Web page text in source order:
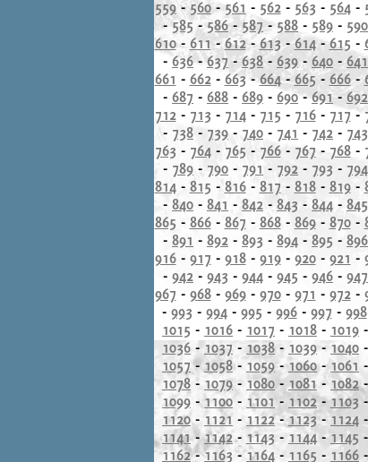
559- 560-561 - 562- 563 - 564-
-585 -586-587- 588 - 589 - 590
610- 611 - 612- 613 -614-615 -
- 636-637-638- 639 - 640 - 641
661 - 662- 663 - 664-665- 666-
- 687 - 688 - 689 - 690-691 -692
712- 713 - 714- 715 - 716- 717-
- 738 - 739 - 740 - 741 - 742 - 743
763 - 764- 765 - 766- 767 - 768-
- 789 - 790 - 791 - 792 - 793 - 794
814- 815 - 816- 817 - 818- 819-
- 840 - 841 - 842 - 843 - 844 - 845
865 - 866- 867 - 868- 869- 870-
- 891 - 892 - 893 - 894 - 895 - 896
916- 917 - 918- 919- 920- 921 -
- 942 - 943 - 944 - 945 - 946 - 947
967 - 968- 969- 970- 971 - 972-
- 993 - 994- 995 - 996- 997 - 998
1015 - 1016 - 1017 - 1018 - 1019 -
1036 - 1037 - 1038 - 1039 -1040 -
1057- 1058- 1059-1060- 1061 -
1078 - 1079- 1080 -1081 - 1082
1099 - 1100- 1101 - 1102-1103
1120- 1121 - 1122- 1123-1124 -
1141-1142- 1143 - 1144 - 1145 -
1162-1163 -1164 - 1165 - 1166 -